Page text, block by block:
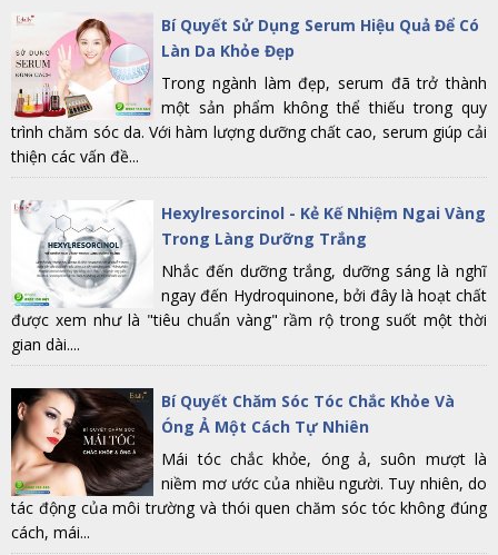
Bí Quyết Sử Dụng Serum Hiệu Quả Để Có
Làn Da Khỏe Đẹp
Trong ngành làm đẹp, serum đã trở thành
một sản phẩm không thể thiếu trong quy
trình chăm sóc da. Với hàm lượng dưỡng chất cao, serum giúp cải
thiện các vấn đề...
Hexylresorcinol - Kẻ Kế Nhiệm Ngai Vàng
Trong Làng Dưỡng Trắng
Nhắc đến dưỡng trắng, dưỡng sáng là nghĩ
ngay đến Hydroquinone, bởi đây là hoạt chất
được xem như là "tiêu chuẩn vàng" rầm rộ trong suốt một thời
gian dài....
Bí Quyết Chăm Sóc Tóc Chắc Khỏe Và
Óng Ả Một Cách Tự Nhiên
Mái tóc chắc khỏe, óng ả, suôn mượt là
niềm mơ ước của nhiều người. Tuy nhiên, do
tác động của môi trường và thói quen chăm sóc tóc không đúng
cách, mái...